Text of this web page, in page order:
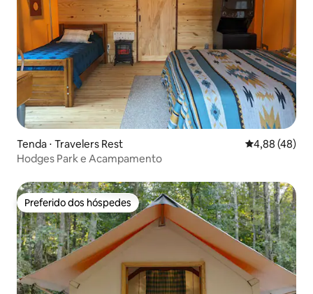
Tenda ⋅ Travelers Rest 4,88 de uma
4,88 (48)
Hodges Park e Acampamento
Preferido dos hóspedes
Preferido dos hóspedes